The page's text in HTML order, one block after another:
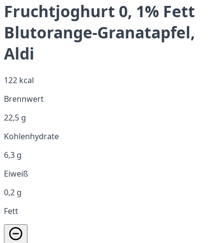
Fruchtjoghurt 0, 1% Fett
Blutorange-Granatapfel,
Aldi
122 kcal
Brennwert
22,5 g
Kohlenhydrate
6,3 g
Eiweiß
0,2 g
Fett